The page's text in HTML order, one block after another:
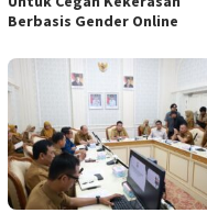
Berbasis Gender Online